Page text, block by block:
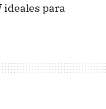
ideales para